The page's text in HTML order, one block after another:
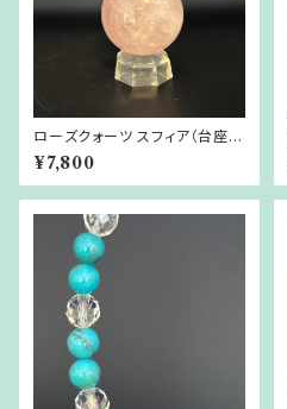
ローズクォーツ スフィア（台座付
き）
¥7,800